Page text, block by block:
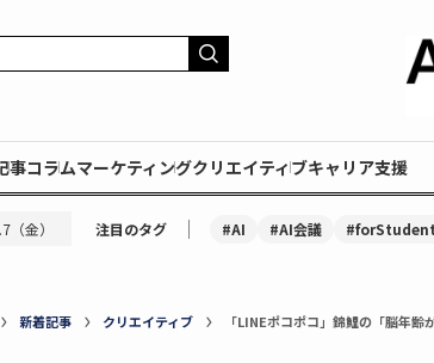
事コラムマーケティングクリエイティブキャリア支援
（金） 注目のタグ ｜ #AI #AI会議
新着記事 クリエイティブ 「LINEポコポコ」錦鯉の「脳年